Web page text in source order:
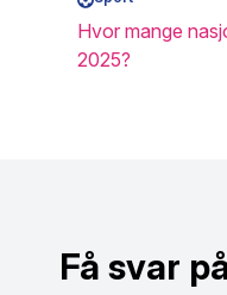
Hvor mange
2025?
Få svar